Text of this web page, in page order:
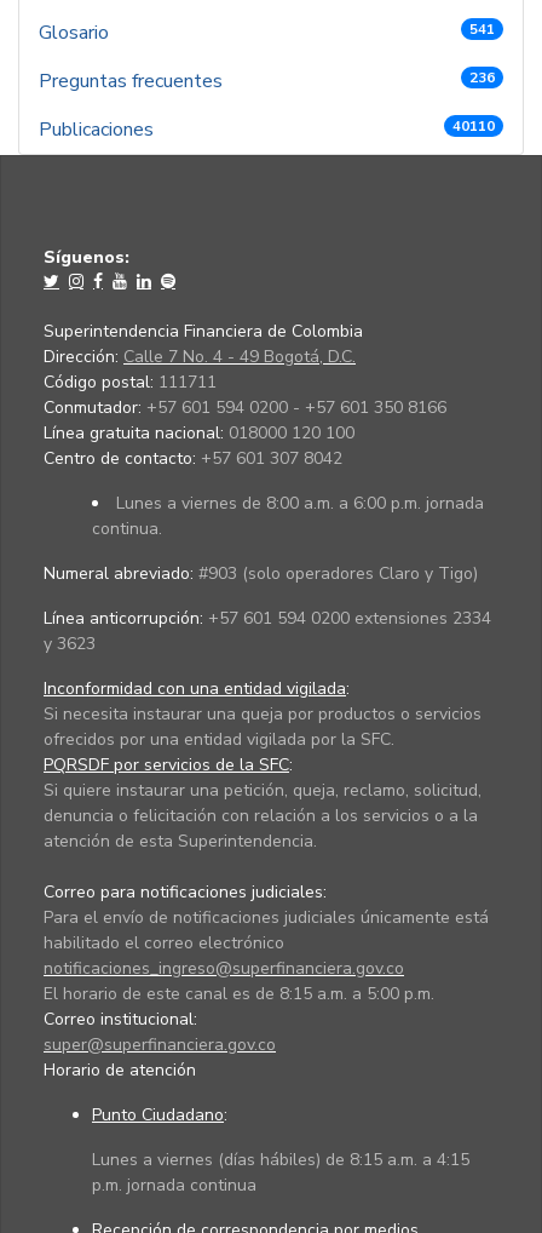
Glosario 541
Preguntas frecuentes 236
Publicaciones 40110
Síguenos:
Superintendencia Financiera de Colombia
Dirección: Calle 7 No. 4 - 49 Bogotá, D.C.
Código postal: 111711
Conmutador: +57 601 594 0200 - +57 601 350 8166
Línea gratuita nacional: 018000 120 100
Centro de contacto: +57 601 307 8042
Lunes a viernes de 8:00 a.m. a 6:00 p.m. jornada
continua.
Numeral abreviado: #903 (solo operadores Claro y Tigo)
Línea anticorrupción: +57 601 594 0200 extensiones 2334
y 3623
Inconformidad con una entidad vigilada:
Si necesita instaurar una queja por productos o servicios
ofrecidos por una entidad vigilada por la SFC.
PQRSDF por servicios de la SFC:
Si quiere instaurar una petición, queja, reclamo, solicitud,
denuncia o felicitación con relación a los servicios o a la
atención de esta Superintendencia.
Correo para notificaciones judiciales:
Para el envío de notificaciones judiciales únicamente está
habilitado el correo electrónico
notificaciones_ingreso@superfinanciera.gov.co
El horario de este canal es de 8:15 a.m. a 5:00 p.m.
Correo institucional:
super@superfinanciera.gov.co
Horario de atención
Punto Ciudadano:
Lunes a viernes (días hábiles) de 8:15 a.m. a 4:15
p.m. jornada continua